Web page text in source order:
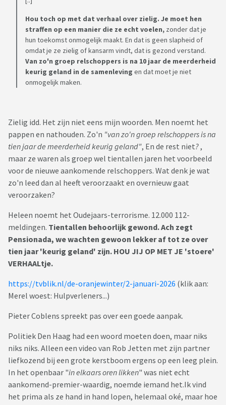
Hou toch op met dat verhaal over zielig. Je moet hen
straffen op een manier die ze echt voelen, zonder dat je
hun toekomst onmogelijk maakt. En dat is geen slapheid of
omdat je ze zielig of kansarm vindt, dat is gezond verstand.
Van zo'n groep relschoppers is na 10 jaar de meerderheid
keurig geland in de samenleving en dat moet je niet
onmogelijk maken.
Zielig idd. Het zijn niet eens mijn woorden. Men noemt het
pappen en nathouden. Zo'n "van zo'n groep relschoppers is na
tien jaar de meerderheid keurig geland", En de rest niet?,
maar ze waren als groep wel tientallen jaren het voorbeeld
voor de nieuwe aankomende relschoppers. Wat denk je wat
zo'n leed dan al heeft veroorzaakt en overnieuw gaat
veroorzaken?
Heleen noemt het Oudejaars-terrorisme. 12.000 112-
meldingen. Tientallen behoorlijk gewond. Ach zegt
Pensionada, we wachten gewoon lekker af tot ze over
tien jaar 'keurig geland' zijn. HOU JIJ OP MET JE 'stoere'
VERHAALtje.
https://tvblik.nl/de-oranjewinter/2-januari-2026 (klik aan:
Merel woest: Hulpverleners...)
Pieter Coblens spreekt pas over een goede aanpak.
Politiek Den Haag had een woord moeten doen, maar niks
niks niks. Alleen een video van Rob Jetten met zijn partner
liefkozend bij een grote kerstboom ergens op een leeg plein.
In het openbaar "in elkaars oren likken" was niet echt
aankomend-premier-waardig, noemde iemand het.Ik vind
het prima als ze hand in hand lopen, helemaal oké, maar hoe